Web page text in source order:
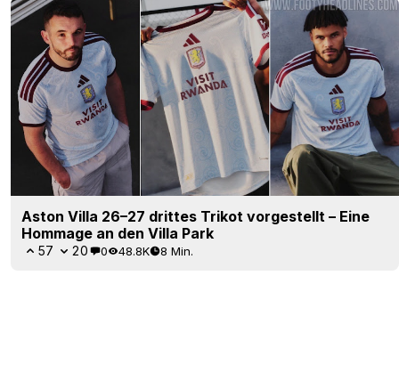
Aston Villa 26–27 drittes Trikot vorgestellt – Eine
Hommage an den Villa Park
57 20 0 48.8K 8 Min.